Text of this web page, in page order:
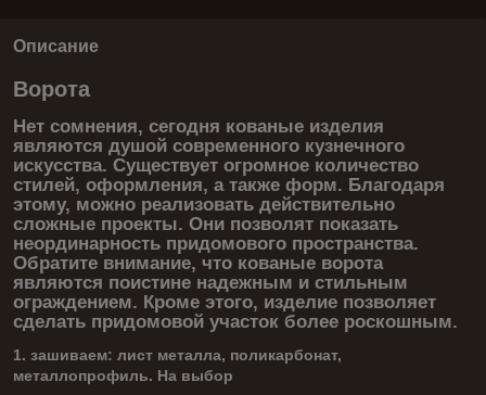
Описание
Ворота
Нет сомнения, сегодня кованые изделия
являются душой современного кузнечного
искусства. Существует огромное количество
стилей, оформления, а также форм. Благодаря
этому, можно реализовать действительно
сложные проекты. Они позволят показать
неординарность придомового пространства.
Обратите внимание, что кованые ворота
являются поистине надежным и стильным
ограждением. Кроме этого, изделие позволяет
сделать придомовой участок более роскошным.
1. зашиваем: лист металла, поликарбонат,
металлопрофиль. На выбор